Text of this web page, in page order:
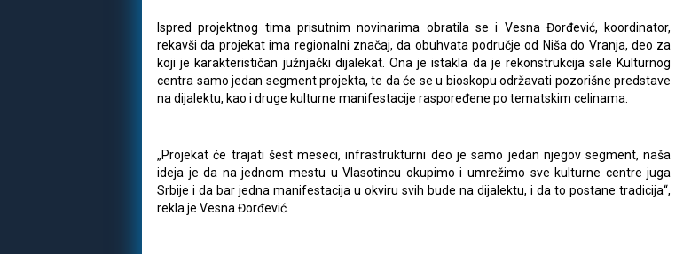
Ispred projektnog tima prisutnim novinarima obratila se i Vesna Đorđević, koordinator,
rekavši da projekat ima regionalni značaj, da obuhvata područje od Niša do Vranja, deo za
koji je karakterističan južnjački dijalekat. Ona je istakla da je rekonstrukcija sale Kulturnog
centra samo jedan segment projekta, te da će se u bioskopu održavati pozorišne predstave
na dijalektu, kao i druge kulturne manifestacije raspoređene po tematskim celinama.
„Projekat će trajati šest meseci, infrastrukturni deo je samo jedan njegov segment, naša
ideja je da na jednom mestu u Vlasotincu okupimo i umrežimo sve kulturne centre juga
Srbije i da bar jedna manifestacija u okviru svih bude na dijalektu, i da to postane tradicija“,
rekla je Vesna Đorđević.